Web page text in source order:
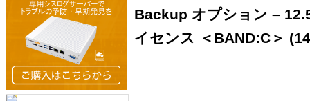
Backup オプション –
イセンス ＜BAND:C＞